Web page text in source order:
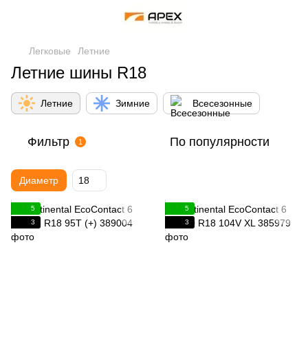
Легковые Летние
Летние шины R18
Летние Зимние Всесезонные
Фильтр 1 По популярности
Диаметр 18
5
3
5
3